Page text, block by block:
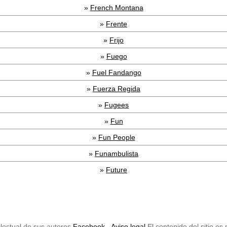
» French Montana
» Frente
» Frijo
» Fuego
» Fuel Fandango
» Fuerza Regida
» Fugees
» Fun
» Fun People
» Funambulista
» Future